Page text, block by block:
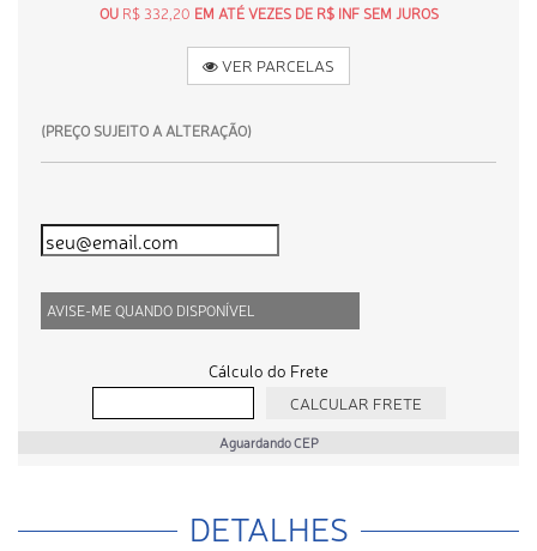
OU R$ 332,20 EM ATÉ VEZES DE R$ INF SEM JUROS
VER PARCELAS
(PREÇO SUJEITO A ALTERAÇÃO)
AVISE-ME QUANDO DISPONÍVEL
Cálculo do Frete
Aguardando CEP
DETALHES